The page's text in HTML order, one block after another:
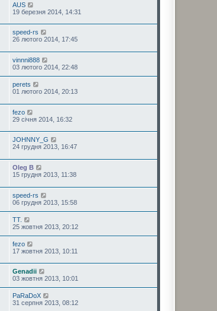
AUS
19 березня 2014, 14:31
speed-rs
26 лютого 2014, 17:45
vinnni888
03 лютого 2014, 22:48
perets
01 лютого 2014, 20:13
fezo
29 січня 2014, 16:32
JOHNNY_G
24 грудня 2013, 16:47
Oleg B
15 грудня 2013, 11:38
speed-rs
06 грудня 2013, 15:58
TT.
25 жовтня 2013, 20:12
fezo
17 жовтня 2013, 10:11
Genadii
03 жовтня 2013, 10:01
PaRaDoX
31 серпня 2013, 08:12